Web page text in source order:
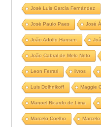
José Luis García Fernández
José Paulo Paes José
João Adolfo Hansen
João Cabral de Melo Neto
Leon Ferrari livros
Luis Dolhnikoff Maggie
Manoel Ricardo de Lima
Marcelo Coelho